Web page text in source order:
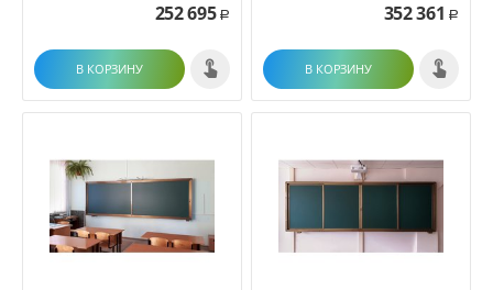
252 695 Р
В КОРЗИНУ
352 361 Р
В КОРЗИНУ